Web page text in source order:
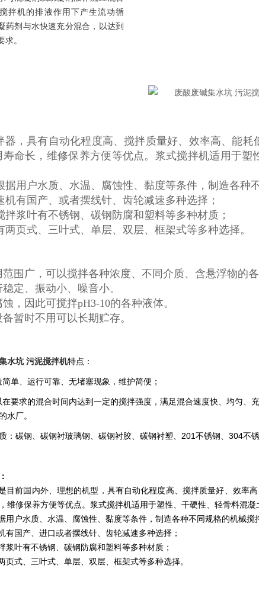
拌机的排液作用下产生流动循
药剂与水快速充分混合，以达到
求。
器 ，具有自动化程度高、搅拌质量好、效率高、能
寿命长，维修保养方便等优点。浆式搅拌机适用于
用户水质、水温、腐蚀性、黏度等条件，制造各种
有国产、或者摆线针、齿轮减速多种选择；
浆叶有不锈钢、碳钢防腐和塑料等多种材质；
页式、三叶式、单层、双层、框架式等多种选择。
范围广，可以搅拌各种浓度、不同介质、含悬浮物的各
稳定、振动小、噪音小。
，因此可搅拌pH3-10的各种液体。
暂时不用可以长期贮存。
水坑 污泥搅拌机特点 ：
单、运行可靠、无堵塞现象，维护简便；
要求的混合时间内达到一定的搅拌强度，满足混合速度快、均匀、
水厂。
：碳钢、碳钢衬玻璃钢、碳钢衬胶、碳钢衬塑、201不锈钢、304不
前国内外、理想的机型，具有自动化程度高、搅拌质量好、效率
维修保养方便等优点。浆式搅拌机适用于塑性、干硬性、轻骨料混凝
户水质、水温、腐蚀性、黏度等条件，制造各种不同规格的机械搅
国产、进口或者摆线针、齿轮减速多种选择；
叶有不锈钢、碳钢防腐和塑料等多种材质；
式、三叶式、单层、双层、框架式等多种选择。